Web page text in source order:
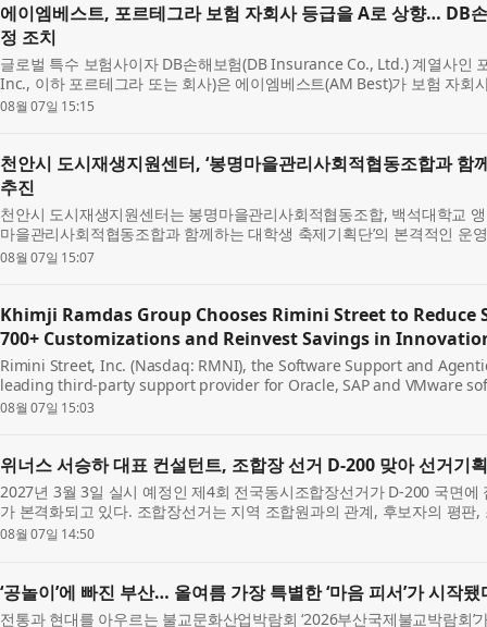
에이엠베스트, 포르테그라 보험 자회사 등급을 A로 상향… DB
정 조치
글로벌 특수 보험사이자 DB손해보험(DB Insurance Co., Ltd.) 계열사인
Inc., 이하 포르테그라 또는 회사)은 에이엠베스트(AM Best)가 보험 자회
Strength Rating, FSR)을 ‘A-’(엑설런트)에서 ‘...
08월 07일 15:15
천안시 도시재생지원센터, ‘봉명마을관리사회적협동조합과 함
추진
천안시 도시재생지원센터는 봉명마을관리사회적협동조합, 백석대학교
마을관리사회적협동조합과 함께하는 대학생 축제기획단’의 본격적인 운
축제기획단은 백석대학교에 재학 중인 대학생...
08월 07일 15:07
Khimji Ramdas Group Chooses Rimini Street to Reduce
700+ Customizations and Reinvest Savings in
Rimini Street, Inc. (Nasdaq: RMNI), the Software Support and
leading third-party support provider for Oracle, SAP and VMware
Khimji Ramdas Group, one of Oman’s largest privately held c...
08월 07일 15:03
위너스 서승하 대표 컨설턴트, 조합장 선거 D-200 맞아 선거기
2027년 3월 3일 실시 예정인 제4회 전국동시조합장선거가 D-200 국면
가 본격화되고 있다. 조합장선거는 지역 조합원과의 관계, 후보자의 평판
완성도, 위탁선거법 준수 여부가 함께 작용...
08월 07일 14:50
‘공놀이’에 빠진 부산… 올여름 가장 특별한 ‘마음 피서’가 시작됐
전통과 현대를 아우르는 불교문화산업박람회 ‘2026부산국제불교박람회’